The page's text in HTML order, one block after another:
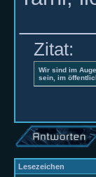
Zitat:
Wir sind im
sein, im
Lesezeichen